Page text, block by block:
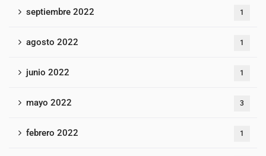
septiembre 2022 1
agosto 2022 1
junio 2022 1
mayo 2022 3
febrero 2022 1